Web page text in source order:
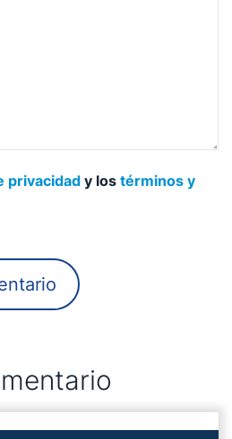
privacidad y los términos y